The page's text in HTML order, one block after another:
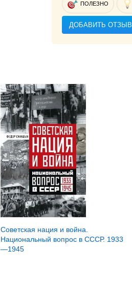
ПОЛЕЗНО
ДОБАВИТЬ ОТЗЫВ
Советская нация и война.
Национальный вопрос в СССР. 1933
—1945